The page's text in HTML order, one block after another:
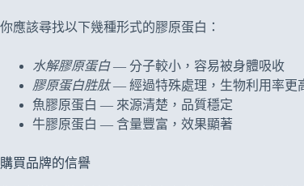
你應該尋找以下幾種形式的膠原蛋白：
水解膠原蛋白— 分子較小，容易被身體吸收
膠原蛋白胜肽— 經過特殊處理，生物利用率更
魚膠原蛋白 — 來源清楚，品質穩定
牛膠原蛋白 — 含量豐富，效果顯著
購買品牌的信譽